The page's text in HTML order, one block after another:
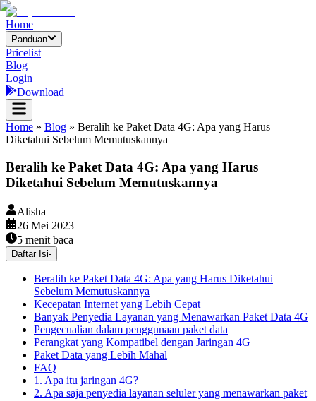
Home
Panduan
Pricelist
Blog
Login
Download
Home » Blog » Beralih ke Paket Data 4G: Apa yang Harus
Diketahui Sebelum Memutuskannya
Beralih ke Paket Data 4G: Apa yang Harus
Diketahui Sebelum Memutuskannya
Alisha
26 Mei 2023
5 menit baca
Daftar Isi-
Beralih ke Paket Data 4G: Apa yang Harus Diketahui
Sebelum Memutuskannya
Kecepatan Internet yang Lebih Cepat
Banyak Penyedia Layanan yang Menawarkan Paket Data 4G
Pengecualian dalam penggunaan paket data
Perangkat yang Kompatibel dengan Jaringan 4G
Paket Data yang Lebih Mahal
FAQ
1. Apa itu jaringan 4G?
2. Apa saja penyedia layanan seluler yang menawarkan paket